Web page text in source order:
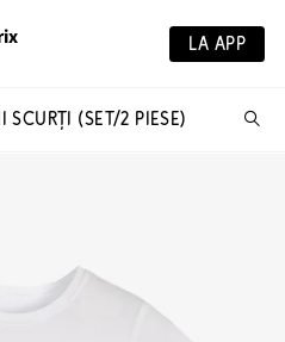
LA APP
SCURȚI (SET/2 PIESE)